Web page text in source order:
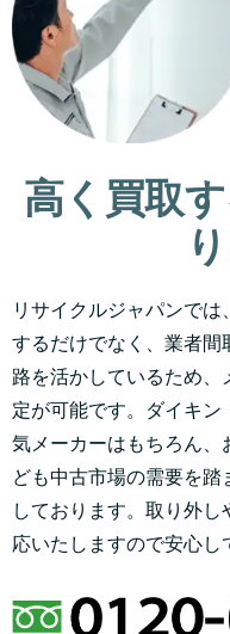
高く買取
リサイクルジャパンで
するだけでなく、業者間
路を活かしているため
定が可能です。ダイキン
気メーカーはもちろん、
ども中古市場の需要を
しております。取り外
応いたしますので安心し